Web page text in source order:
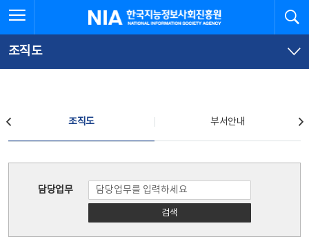
문
로
가
체
뉴
바
가
한국지능정보사회진흥원
조직도
조직도 부서안내
담당업무
검색